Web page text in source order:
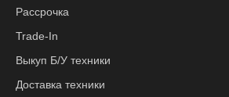
Рассрочка
Trade-In
Выкуп Б/У техники
Доставка техники